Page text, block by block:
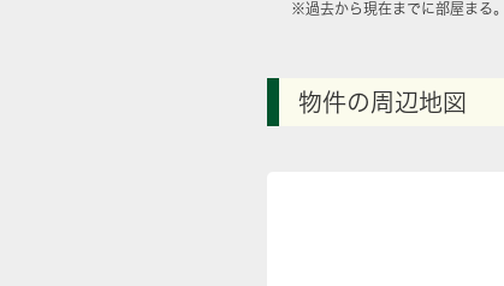
※過去から現在までに部屋まる
物件の周辺地図